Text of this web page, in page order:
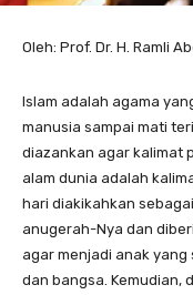
Oleh: Prof. Dr. H. Ramli
Islam adalah agama
manusia sampai mati
diazankan agar kalimat
alam dunia adalah
hari diakikahkan
anugerah-Nya dan
agar menjadi anak
dan bangsa. Kemudian,